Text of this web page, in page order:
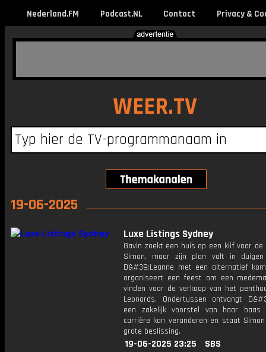
Nederland.FM Podcast.NL Contact Privacy &
WEER.TV
19-06-2025
Luxe Listings Sydney
Gavin zoekt een huis op een klif voor de
Simon, maar zijn plan valt in duigen
D&#39;Leanne met een alternatief
organiseert een feest om een
vinden voor de verkoop van het
Leonards. Ondertussen ontvangt
een zakelijk voorstel van haar baas
carrière kan veranderen en staat
grote beslissing.
19-06-2025 23:25
SBS